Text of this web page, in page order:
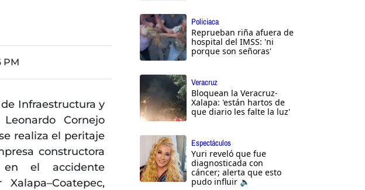
PM
Infraestructura y
Cornejo
realiza el peritaje
constructora
en el accidente
Policiaca
Reprueban riña afuera de
hospital del IMSS: 'ni
porque son señoras'
Veracruz
Bloquean la Veracruz-
Xalapa: 'están hartos de
que diario les falte la luz'
Espectáculos
Yuri reveló que fue
diagnosticada con
cáncer; alerta que esto
pudo influir 🔈